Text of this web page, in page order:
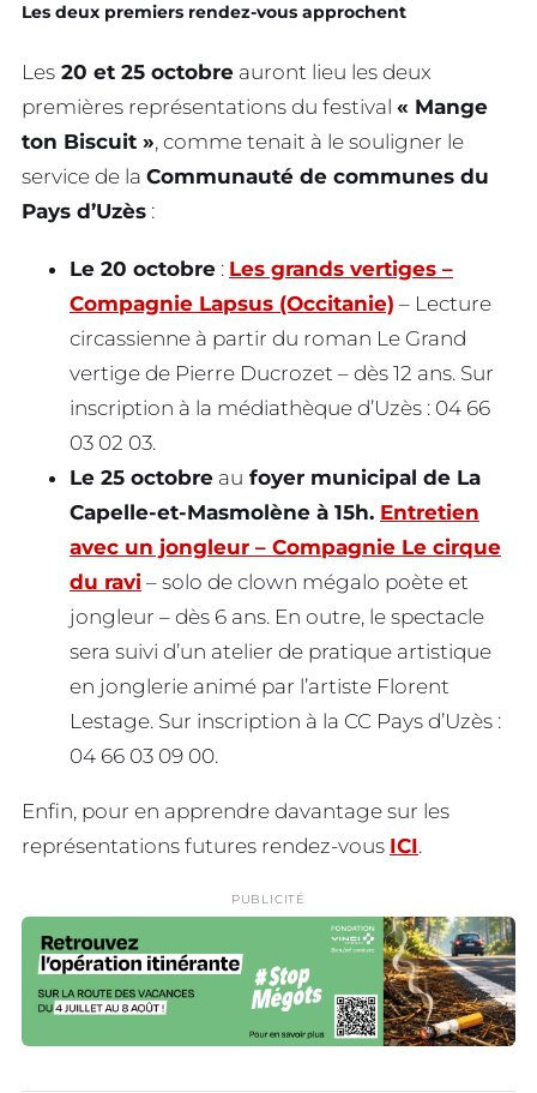
Les deux premiers rendez-vous approchent
Les 20 et 25 octobre auront lieu les deux
premières représentations du festival « Mange
ton Biscuit », comme tenait à le souligner le
service de la Communauté de communes du
Pays d’Uzès :
Le 20 octobre : Les grands vertiges –
Compagnie Lapsus (Occitanie) – Lecture
circassienne à partir du roman Le Grand
vertige de Pierre Ducrozet – dès 12 ans. Sur
inscription à la médiathèque d’Uzès : 04 66
03 02 03.
Le 25 octobre au foyer municipal de La
Capelle-et-Masmolène à 15h. Entretien
avec un jongleur – Compagnie Le cirque
du ravi – solo de clown mégalo poète et
jongleur – dès 6 ans. En outre, le spectacle
sera suivi d’un atelier de pratique artistique
en jonglerie animé par l’artiste Florent
Lestage. Sur inscription à la CC Pays d’Uzès :
04 66 03 09 00.
Enfin, pour en apprendre davantage sur les
représentations futures rendez-vous ICI.
PUBLICITÉ